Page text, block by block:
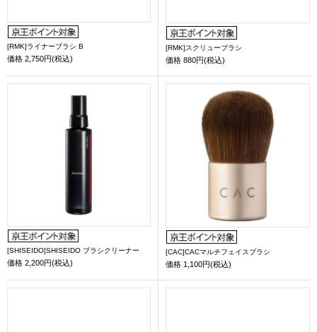
[RMK]ライナーブラシ B
価格 2,750円(税込)
[RMK]スクリューブラシ
価格 880円(税込)
[SHISEIDO]SHISEIDO ブラシクリーナー
価格 2,200円(税込)
[CAC]CACマルチフェイスブラシ
価格 1,100円(税込)